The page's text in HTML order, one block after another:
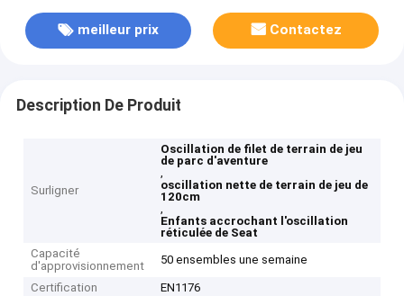
meilleur prix Contactez
Description De Produit
Surligner
Oscillation de filet de terrain de jeu
de parc d'aventure
,
oscillation nette de terrain de jeu de
120cm
,
Enfants accrochant l'oscillation
réticulée de Seat
Capacité
d'approvisionnement
50 ensembles une semaine
Certification
EN1176